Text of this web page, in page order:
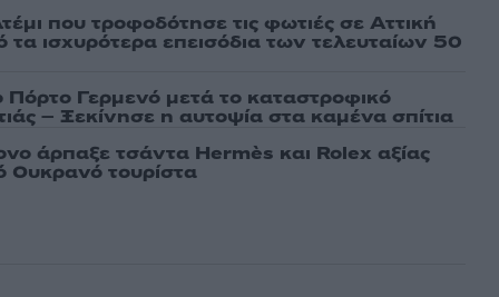
που τροφοδότησε τις φωτιές σε Αττική
τα ισχυρότερα επεισόδια των τελευταίων 50
Πόρτο Γερμενό μετά το καταστροφικό
– Ξεκίνησε η αυτοψία στα καμένα σπίτια
άρπαξε τσάντα Hermès και Rolex αξίας
τουρίστα